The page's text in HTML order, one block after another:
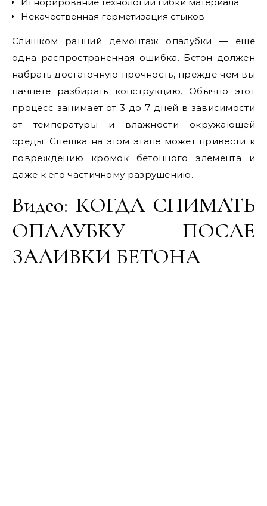
Некачественная герметизация стыков
Слишком ранний демонтаж опалубки — еще
одна распространенная ошибка. Бетон должен
набрать достаточную прочность, прежде чем вы
начнете разбирать конструкцию. Обычно этот
процесс занимает от 3 до 7 дней в зависимости
от температуры и влажности окружающей
среды. Спешка на этом этапе может привести к
повреждению кромок бетонного элемента и
даже к его частичному разрушению.
Видео: КОГДА СНИМАТЬ
ОПАЛУБКУ ПОСЛЕ
ЗАЛИВКИ БЕТОНА